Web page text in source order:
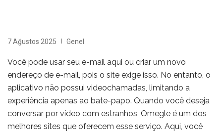
7 Ağustos 2025 Genel
Você pode usar seu e-mail aqui ou criar um novo
endereço de e-mail, pois o site exige isso. No entanto, o
aplicativo não possui videochamadas, limitando a
experiência apenas ao bate-papo. Quando você deseja
conversar por vídeo com estranhos, Omegle é um dos
melhores sites que oferecem esse serviço. Aqui, você